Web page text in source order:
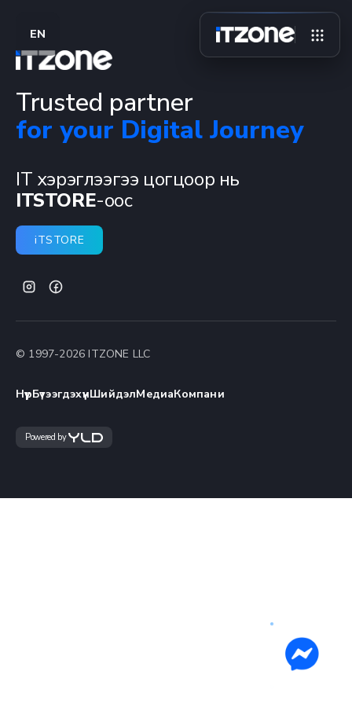
EN
Trusted partner
for your Digital Journey
IT хэрэглээгээ цогцоор нь
ITSTORE-оос
iTSTORE
© 1997-2026 ITZONE LLC
НүүрБүтээгдэхүүнШийдэлМедиаКомпани
Powered by